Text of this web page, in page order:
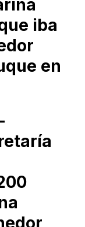
iba
en